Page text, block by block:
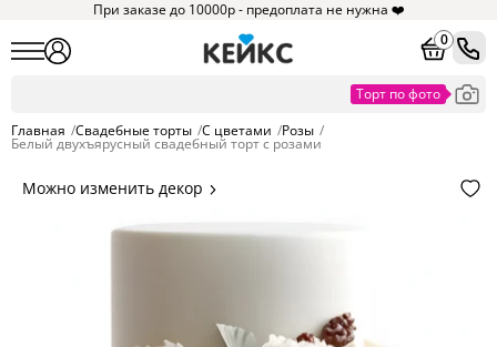
При заказе до 10000р - предоплата не нужна ❤️
0
Главная /Свадебные торты /С цветами /Розы /
Белый двухъярусный свадебный торт с розами
Можно изменить декор
элементы и фигурки.